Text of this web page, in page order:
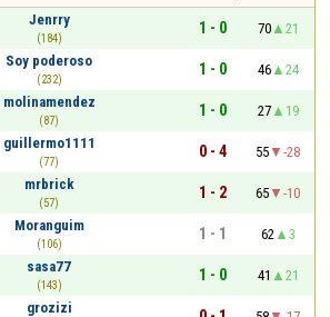
Jenrry
(184)
1 - 0 70
21
Soy poderoso
(232)
1 - 0 46
24
molinamendez
(87)
1 - 0 27
19
guillermo1111
(77)
0 - 4 55
-28
mrbrick
(57)
1 - 2 65
-10
Moranguim
(106)
1 - 1 62
3
sasa77
(143)
1 - 0 41
21
grozizi